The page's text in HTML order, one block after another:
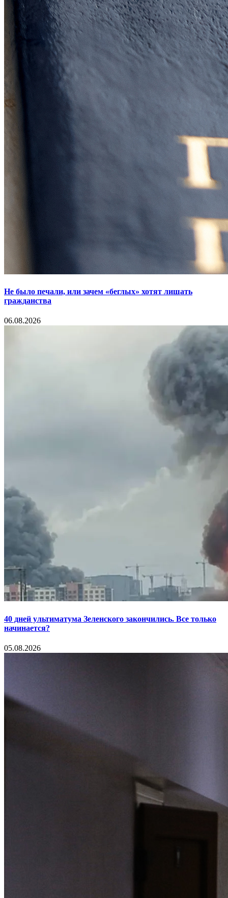
Не было печали, или зачем «беглых» хотят лишать
гражданства
06.08.2026
40 дней ультиматума Зеленского закончились. Все только
начинается?
05.08.2026